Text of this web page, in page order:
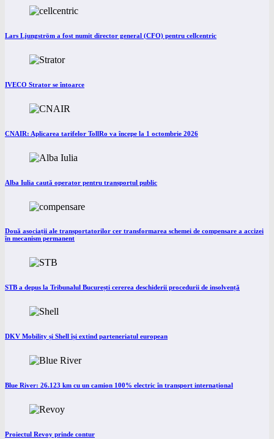
Lars Ljungström a fost numit director general (CFO) pentru cellcentric
IVECO Strator se întoarce
CNAIR: Aplicarea tarifelor TollRo va începe la 1 octombrie 2026
Alba Iulia caută operator pentru transportul public
Două asociații ale transportatorilor cer transformarea schemei de compensare a accizei
în mecanism permanent
STB a depus la Tribunalul București cererea deschiderii procedurii de insolvență
DKV Mobility și Shell își extind parteneriatul european
Blue River: 26.123 km cu un camion 100% electric în transport internațional
Proiectul Revoy prinde contur